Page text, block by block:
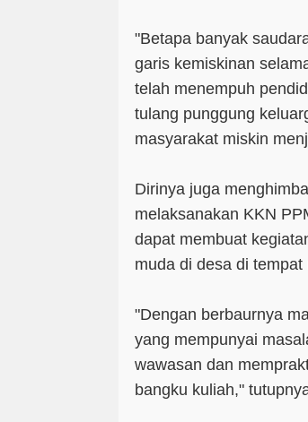
"Betapa banyak
garis kemiskinan
telah menempuh
tulang punggung
masyarakat miskin
Dirinya juga
melaksanakan KKN
dapat membuat
muda di desa di tempat
"Dengan berbaurnya
yang mempunyai
wawasan dan
bangku kuliah,"